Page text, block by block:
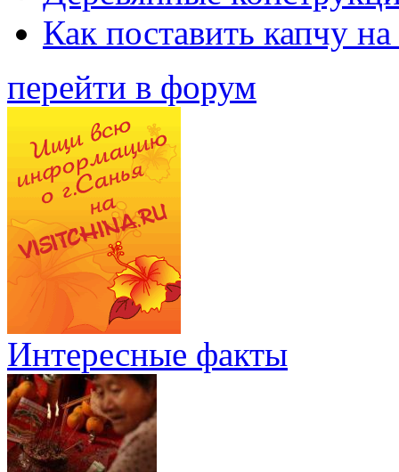
Как поставить капчу
перейти в форум
Интересные факты